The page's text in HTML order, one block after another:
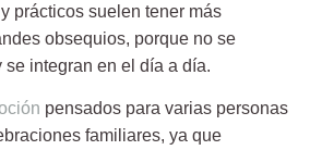
prácticos suelen tener más
obsequios, porque no se
integran en el día a día.
pensados para varias personas
familiares, ya que